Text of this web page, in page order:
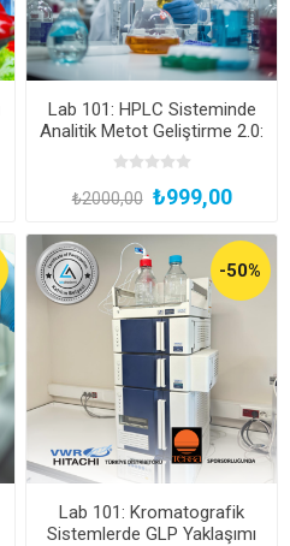
Lab 101: HPLC Sisteminde
Analitik Metot Geliştirme 2.0:
Püf Noktalar ve Uygulama
Stratejileri (Kayıttan Hemen
İzle, Katılım Belgeli)
₺2000,00 ₺999,00
-50%
Lab 101: Kromatografik
Sistemlerde GLP Yaklaşımı